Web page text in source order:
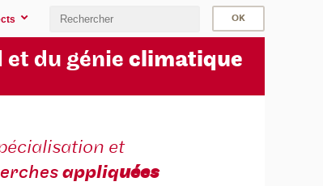
et du génie climatique
et
appliquées